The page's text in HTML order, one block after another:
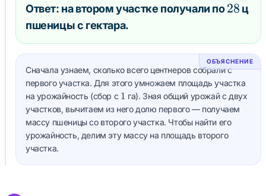
=
28
Ответ: на втором участке получали по28
28 ц
пшеницы с гектара.
ОБЪЯСНЕНИЕ
Сначала узнаем, сколько всего центнеров собрали с
первого участка. Для этого умножаем площадь участка
на урожайность (сбор с 1
1 га). Зная общий урожай с двух
участков, вычитаем из него долю первого — получаем
массу пшеницы со второго участка. Чтобы найти его
урожайность, делим эту массу на площадь второго
участка.